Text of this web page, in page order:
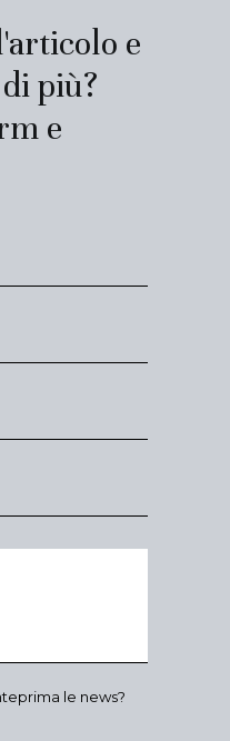
e
più?
e
le news?